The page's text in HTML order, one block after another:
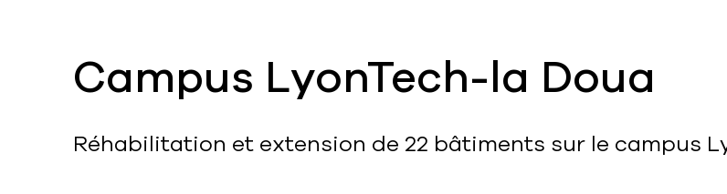
Campus LyonTech-la Doua
Réhabilitation et extension de 22 bâtiments sur le campus